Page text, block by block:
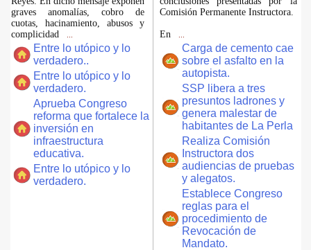
graves anomalías, cobro de
cuotas, hacinamiento, abusos y
complicidad
Entre lo utópico y lo
verdadero..
Entre lo utópico y lo
verdadero.
Aprueba Congreso
reforma que fortalece la
inversión en
infraestructura
educativa.
Entre lo utópico y lo
verdadero.
Comisión Permanente Instructora.
En
Carga de cemento cae
sobre el asfalto en la
autopista.
SSP libera a tres
presuntos ladrones y
genera malestar de
habitantes de La Perla
Realiza Comisión
Instructora dos
audiencias de pruebas
y alegatos.
Establece Congreso
reglas para el
procedimiento de
Revocación de
Mandato.